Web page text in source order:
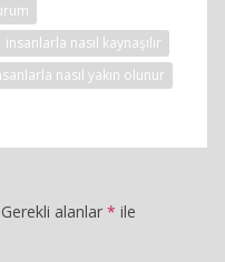
insanlarla nasıl kaynaşılır
nasıl yakın olunur
Gerekli alanlar * ile